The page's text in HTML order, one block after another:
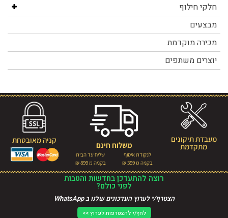
חלקי חילוף
מבצעים
מכירה מוקדמת
יוצרים משתפים
מעבדת תיקונים
מתקדמת משלוח חינם
לנקודת איסוף
בקניה מ 399 ₪
שליח עד הבית
בקניה מ 899 ₪
קניה מאובטחת
רוצה להתעדכן בחדשות והטבות
לפני כולם?
הצטרף/י לערוץ העדכונים שלנו ב WhatsApp
לחץ/י להצטרפות לערוץ >>